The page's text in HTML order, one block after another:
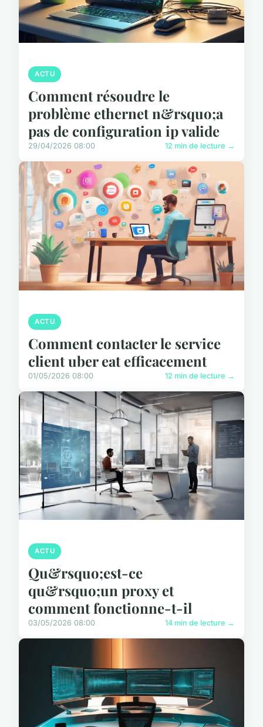
ACTU
Comment résoudre le
problème ethernet n&rsquo;a
pas de configuration ip valide
29/04/2026 08:00 12 min de lecture →
ACTU
Comment contacter le service
client uber eat efficacement
01/05/2026 08:00 12 min de lecture →
ACTU
Qu&rsquo;est-ce
qu&rsquo;un proxy et
comment fonctionne-t-il
03/05/2026 08:00 14 min de lecture →